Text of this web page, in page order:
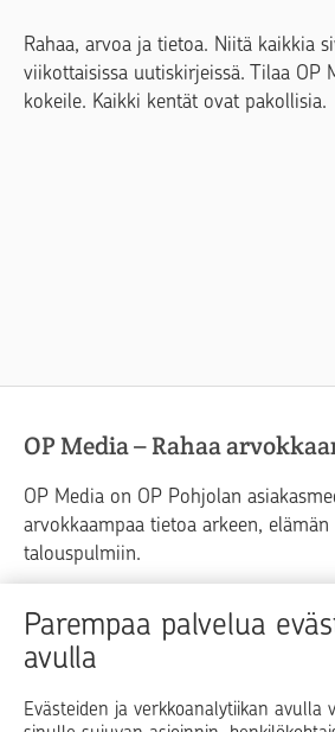
Parempaa palvelua
avulla
Evästeiden ja verkkoanalytiikan avulla
Rahaa, arvoa ja tietoa. Niitä kaikkia
viikottaisissa uutiskirjeissä. Tilaa OP
kokeile. Kaikki kentät ovat pakollisia.
OP Media – Rahaa
OP Media on OP Pohjolan
arvokkaampaa tietoa arkeen,
talouspulmiin.
Raha Elämä
Blogit ja puheenvuorot